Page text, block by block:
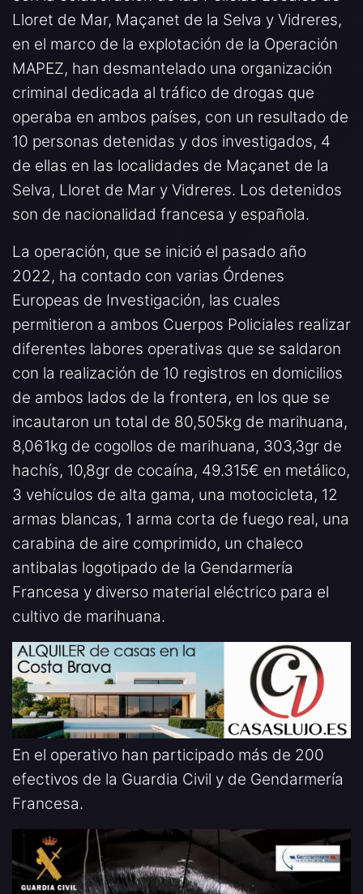
Lloret de Mar, Maçanet de la Selva y Vidreres,
en el marco de la explotación de la Operación
MAPEZ, han desmantelado una organización
criminal dedicada al tráfico de drogas que
operaba en ambos países, con un resultado de
10 personas detenidas y dos investigados, 4
de ellas en las localidades de Maçanet de la
Selva, Lloret de Mar y Vidreres. Los detenidos
son de nacionalidad francesa y española.
La operación, que se inició el pasado año
2022, ha contado con varias Órdenes
Europeas de Investigación, las cuales
permitieron a ambos Cuerpos Policiales realizar
diferentes labores operativas que se saldaron
con la realización de 10 registros en domicilios
de ambos lados de la frontera, en los que se
incautaron un total de 80,505kg de marihuana,
8,061kg de cogollos de marihuana, 303,3gr de
hachís, 10,8gr de cocaína, 49.315€ en metálico,
3 vehículos de alta gama, una motocicleta, 12
armas blancas, 1 arma corta de fuego real, una
carabina de aire comprimido, un chaleco
antibalas logotipado de la Gendarmería
Francesa y diverso material eléctrico para el
cultivo de marihuana.
En el operativo han participado más de 200
efectivos de la Guardia Civil y de Gendarmería
Francesa.